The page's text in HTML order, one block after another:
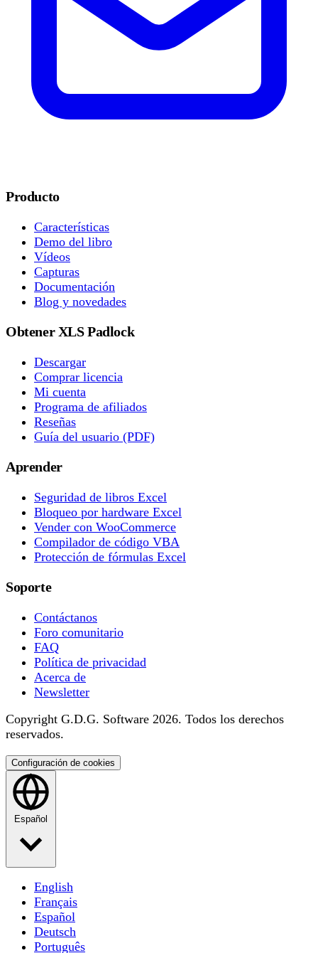
Producto
Características
Demo del libro
Vídeos
Capturas
Documentación
Blog y novedades
Obtener XLS Padlock
Descargar
Comprar licencia
Mi cuenta
Programa de afiliados
Reseñas
Guía del usuario (PDF)
Aprender
Seguridad de libros Excel
Bloqueo por hardware Excel
Vender con WooCommerce
Compilador de código VBA
Protección de fórmulas Excel
Soporte
Contáctanos
Foro comunitario
FAQ
Política de privacidad
Acerca de
Newsletter
Copyright G.D.G. Software 2026. Todos los derechos
reservados.
Configuración de cookies
Español
English
Français
Español
Deutsch
Português